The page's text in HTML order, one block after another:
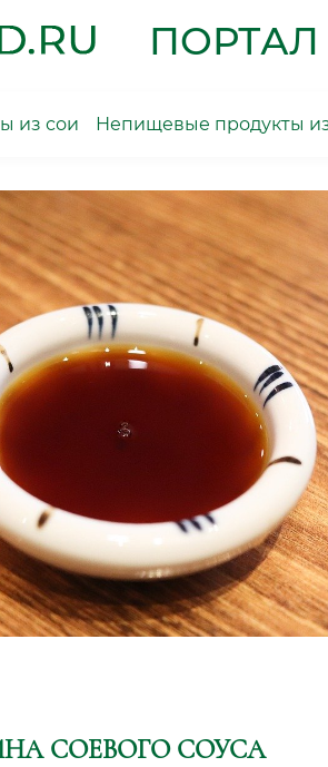
ПОРТАЛ
из сои Непищевые продукты
СОЕВОГО СОУСА